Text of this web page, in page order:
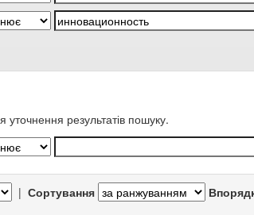
уточнення результатів пошуку.
| Сортування